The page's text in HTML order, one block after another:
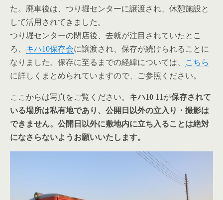
た。廃車後は、つり堀センターに譲渡され、休憩施設と
して活用されてきました。
つり堀センターの閉店後、去就が注目されていたとこ
ろ、 キハ10保存会に譲渡され、保存が続けられることに
なりました。保存に至るまでの経緯については、
こちら
に詳しくまとめられていますので、ご参照ください。
ここからは写真をご覧ください。 キハ10 11が保存されて
いる場所は私有地であり、公開日以外の立入り・撮影は
できません。 公開日以外に敷地内に立ち入ることは絶対
になさらないようお願いいたします。